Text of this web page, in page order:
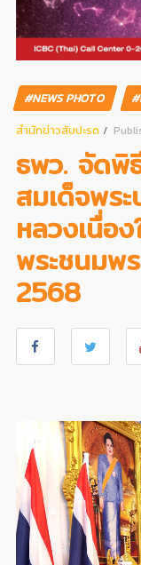
#NEWS PHOTO
สํานักข่าวสับปะรด
ธพว. จัดพิ
สมเด็จพร
หลวงเนื่อ
พระชนมพ
2568